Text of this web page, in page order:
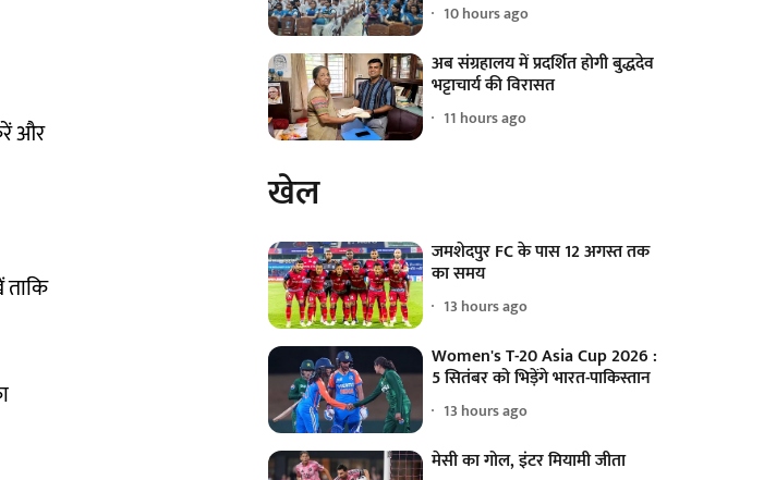
और
10 hours ago
अब संग्रहालय में प्रदर्शित होगी बुद्धदेव
भट्टाचार्य की विरासत
11 hours ago
खेल
जमशेदपुर FC के पास 12 अगस्त तक
का समय
13 hours ago
Women's T-20 Asia Cup 2026 :
5 सितंबर को भिड़ेंगे भारत-पाकिस्तान
13 hours ago
मेसी का गोल, इंटर मियामी जीता